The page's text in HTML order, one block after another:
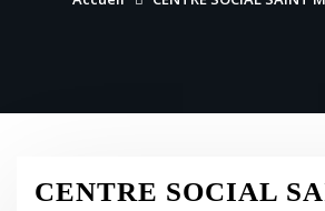
CENTRE SOCIAL